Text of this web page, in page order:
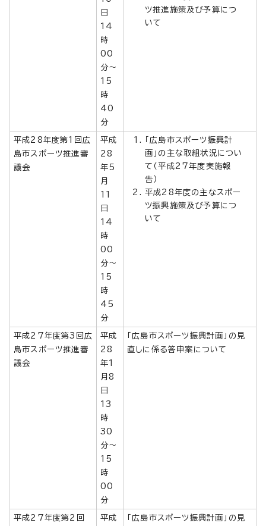
日
14
時
00
分～
15
時
40
分
ツ推進施策及び予算につ
いて
平成28年度第1回広
島市スポーツ推進審
議会
平成
28
年5
月
11
日
14
時
00
分～
15
時
45
分
「広島市スポーツ振興計
画」の主な取組状況につい
て（平成27年度実施報
告）
平成28年度の主なスポー
ツ振興施策及び予算につ
いて
平成27年度第3回広
島市スポーツ推進審
議会
平成
28
年1
月8
日
13
時
30
分～
15
時
00
分
「広島市スポーツ振興計画」の見
直しに係る答申案について
平成27年度第2回
平成
「広島市スポーツ振興計画」の見